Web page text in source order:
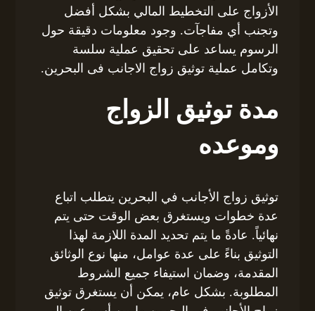
الأزواج على التخطيط المالي بشكل أفضل
وتجنب أي مفاجآت. وجود معلومات دقيقة حول
الرسوم يساعد على تحقيق عملية سلسة
وتكامل عملية توثيق زواج الاجانب فى البحرين.
مدة توثيق الزواج
وموعده
توثيق زواج الأجانب في البحرين يتطلب اتباع
عدة خطوات ويستغرق بعض الوقت حتى يتم
نهائياً. عادةً ما يتم تحديد المدة اللازمة لهذا
التوثيق بناءً على عدة عوامل، منها نوع الوثائق
المقدمة، وضمان استيفاء جميع الشروط
المطلوبة. بشكل عام، يمكن أن يستغرق توثيق